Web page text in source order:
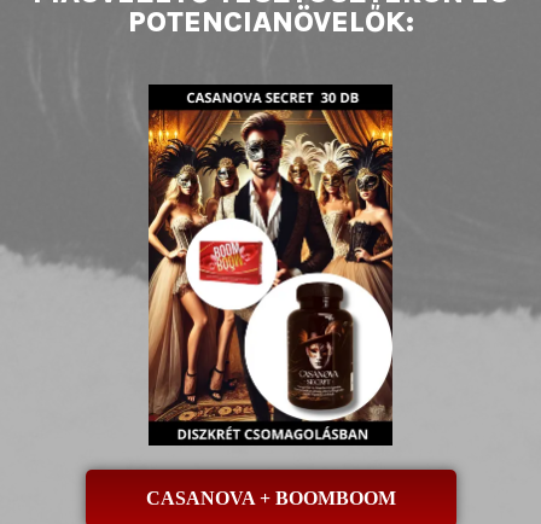
POTENCIANÖVELŐK:
CASANOVA + BOOMBOOM